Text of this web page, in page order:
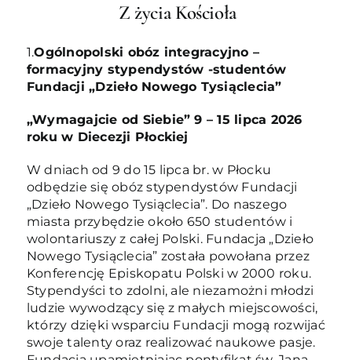
Z życia Kościoła
1.Ogólnopolski obóz integracyjno –
formacyjny stypendystów -studentów
Fundacji „Dzieło Nowego Tysiąclecia”
„Wymagajcie od Siebie” 9 – 15 lipca 2026
roku w Diecezji Płockiej
W dniach od 9 do 15 lipca br. w Płocku
odbędzie się obóz stypendystów Fundacji
„Dzieło Nowego Tysiąclecia”. Do naszego
miasta przybędzie około 650 studentów i
wolontariuszy z całej Polski. Fundacja „Dzieło
Nowego Tysiąclecia” została powołana przez
Konferencję Episkopatu Polski w 2000 roku.
Stypendyści to zdolni, ale niezamożni młodzi
ludzie wywodzący się z małych miejscowości,
którzy dzięki wsparciu Fundacji mogą rozwijać
swoje talenty oraz realizować naukowe pasje.